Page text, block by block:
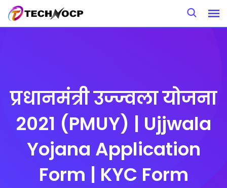
Skip
प्रधानमंत्री उज्ज्वला योजना
2021 (PMUY) | Ujjwala
Yojana Application
Form | KYC Form